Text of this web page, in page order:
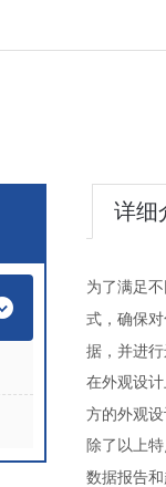
详细
为了满足
式，确保
据，并进
在外观设
方的外观
除了以上
数据报告